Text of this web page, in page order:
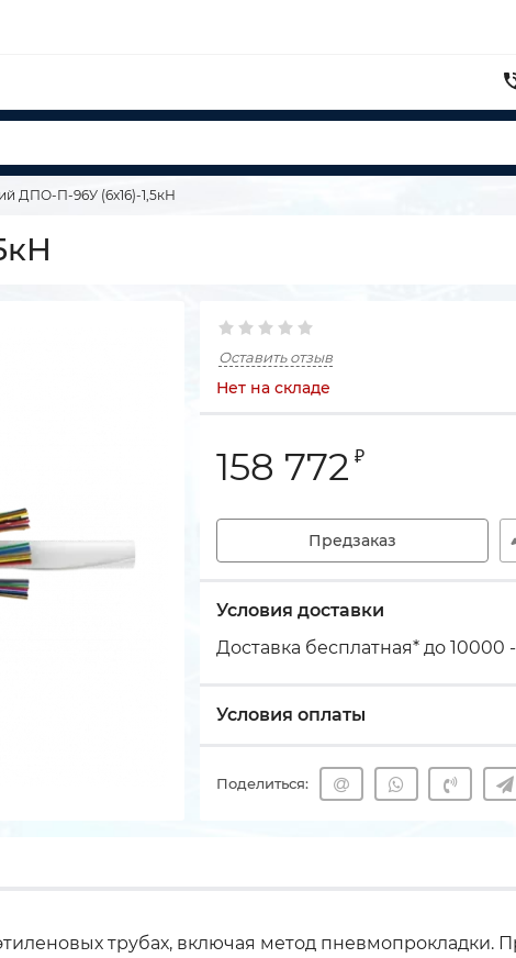
ДПО-П-96У (6х16)-1,5кН
Оставить отзыв
Нет на складе
158 772 ₽
Предзаказ
Условия доставки
Доставка бесплатная* до 10000
Условия оплаты
Поделиться:
трубах, включая метод пневмопрокладки.